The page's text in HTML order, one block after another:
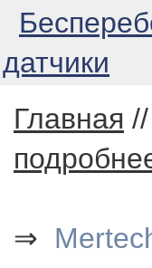
датчики
Главная //
⇒